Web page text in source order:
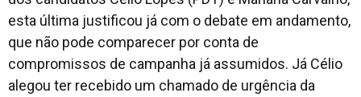
esta última justificou já com o debate em andamento,
que não pode comparecer por conta de
compromissos de campanha já assumidos. Já Célio
alegou ter recebido um chamado de urgência da